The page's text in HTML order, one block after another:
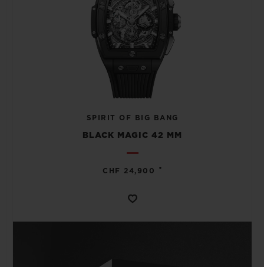
SPIRIT OF BIG BANG
BLACK MAGIC 42 MM
CHF 24,900 •